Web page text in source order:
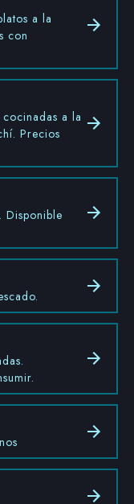
a la
con
a la
Precios
Disponible